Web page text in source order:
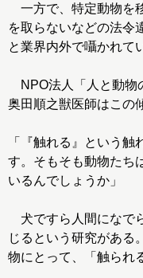
一方で、特定動物を
を取らないなどの法令
と業界内外で囁かれて
NPO法人「人と動物
奥田順之獣医師はこの
「『触れる』という触
す。そもそも動物たち
いるんでしょうか」
犬ですら人間になで
じるという研究がある
物にとって、「触られ